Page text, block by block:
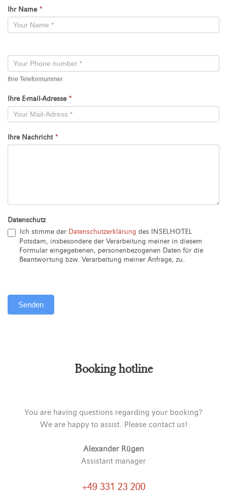
Kontaktformular
-
Ihr Name *
Ihre Telefonnummer
Ihre E-mail-Adresse *
Ihre Nachricht *
Datenschutz
Ich stimme der Datenschutzerklärung des INSELHOTEL
Potsdam, insbesondere der Verarbeitung meiner in diesem
Formular eingegebenen, personenbezogenen Daten für die
Beantwortung bzw. Verarbeitung meiner Anfrage, zu.
Senden
Booking hotline
You are having questions regarding your booking?
We are happy to assist. Please contact us!
Alexander Rügen
Assistant manager
+49 331 23 200